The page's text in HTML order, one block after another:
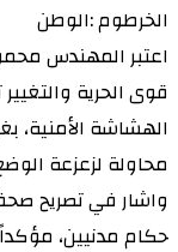
الخرطوم :الوطن
اعتبر المهندس
قوى الحرية
الهشاشة الأمنية،
محاولة لزعزعة
واشار في تصريح
حكام مدنيين،